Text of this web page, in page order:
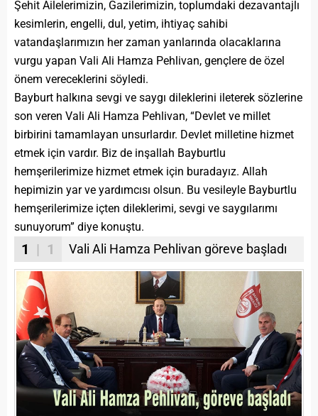
Şehit Ailelerimizin, Gazilerimizin, toplumdaki dezavantajlı
kesimlerin, engelli, dul, yetim, ihtiyaç sahibi
vatandaşlarımızın her zaman yanlarında olacaklarına
vurgu yapan Vali Ali Hamza Pehlivan, gençlere de özel
önem vereceklerini söyledi.
Bayburt halkına sevgi ve saygı dileklerini ileterek sözlerine
son veren Vali Ali Hamza Pehlivan, “Devlet ve millet
birbirini tamamlayan unsurlardır. Devlet milletine hizmet
etmek için vardır. Biz de inşallah Bayburtlu
hemşerilerimize hizmet etmek için buradayız. Allah
hepimizin yar ve yardımcısı olsun. Bu vesileyle Bayburtlu
hemşerilerimize içten dileklerimi, sevgi ve saygılarımı
sunuyorum” diye konuştu.​
1 | 1 Vali Ali Hamza Pehlivan göreve başladı